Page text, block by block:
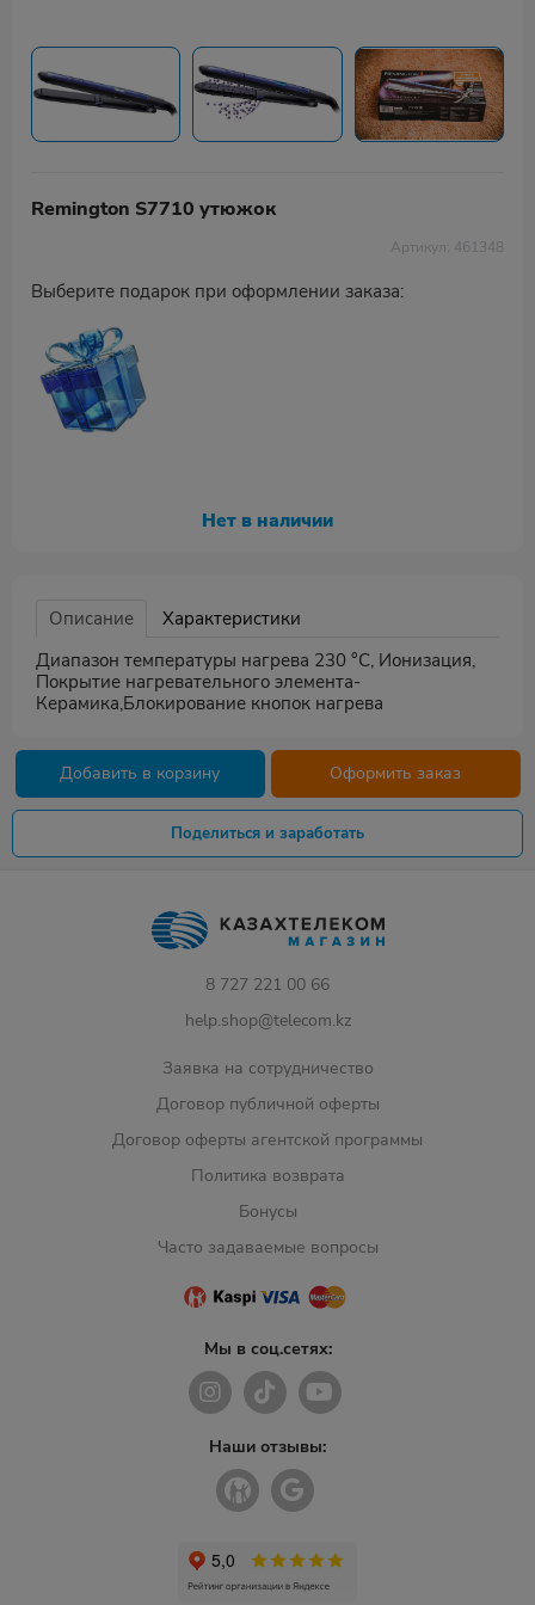
Remington S7710 утюжок
Артикул: 461348
Выберите подарок при оформлении заказа:
Нет в наличии
Описание
Характеристики
Диапазон температуры нагрева 230 °С, Ионизация,
Покрытие нагревательного элемента-
Керамика,Блокирование кнопок нагрева
Добавить в корзину Оформить заказ
Поделиться и заработать
8 727 221 00 66
help.shop@telecom.kz
Заявка на сотрудничество
Договор публичной оферты
Договор оферты агентской программы
Политика возврата
Бонусы
Часто задаваемые вопросы
Мы в соц.сетях:
Наши отзывы: